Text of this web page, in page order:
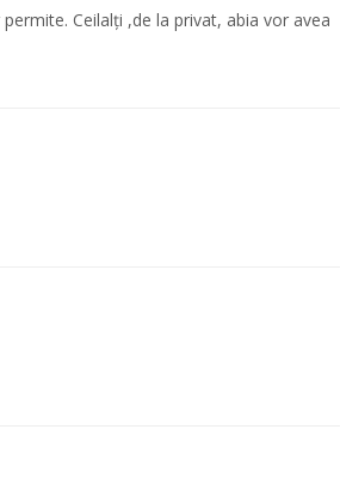
Ceilalți ,de la privat, abia vor avea